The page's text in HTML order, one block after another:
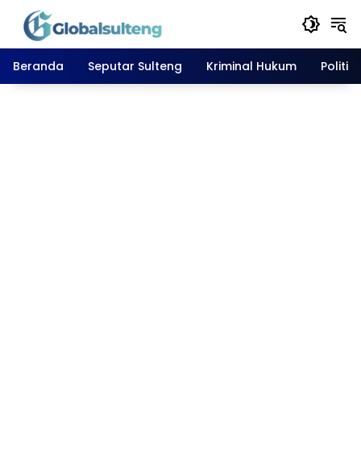
Langsung
konten
Beranda
Seputar Sulteng Kriminal Hukum Politik